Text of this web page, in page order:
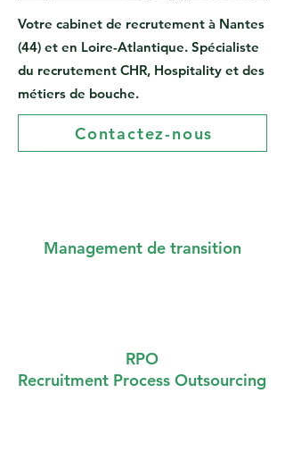
Votre cabinet de recrutement à Nantes
(44) et en Loire-Atlantique. Spécialiste
du recrutement CHR, Hospitality et des
métiers de bouche.
Contactez-nous
Management de transition
RPO
Recruitment Process Outsourcing